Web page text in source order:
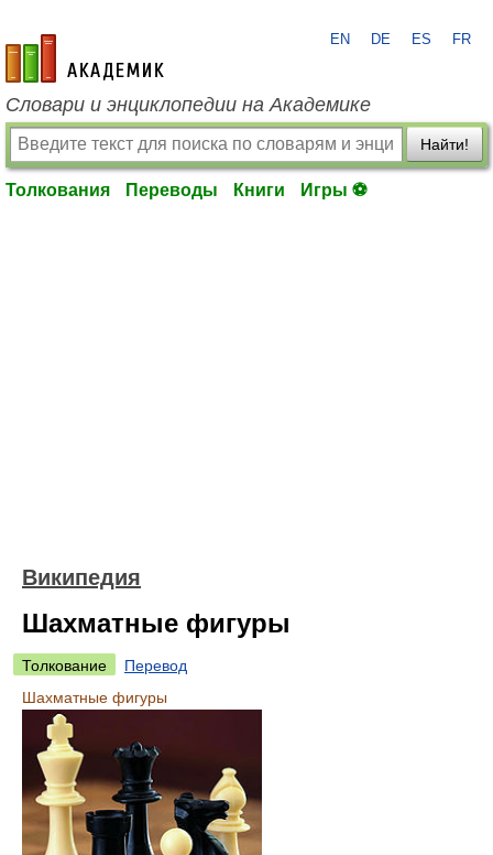
academic.ru
EN DE ES FR
Словари и энциклопедии на Академике
Найти!
Толкования Переводы Книги Игры ⚽
Википедия
Шахматные фигуры
Толкование
Перевод
Шахматные фигуры